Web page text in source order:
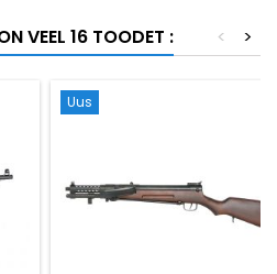
VEEL 16 TOODET : >
<
Uus